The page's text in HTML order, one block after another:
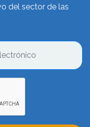
del sector de las